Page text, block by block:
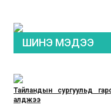
ШИНЭ МЭДЭЭ
Тайландын сургуульд
алджээ